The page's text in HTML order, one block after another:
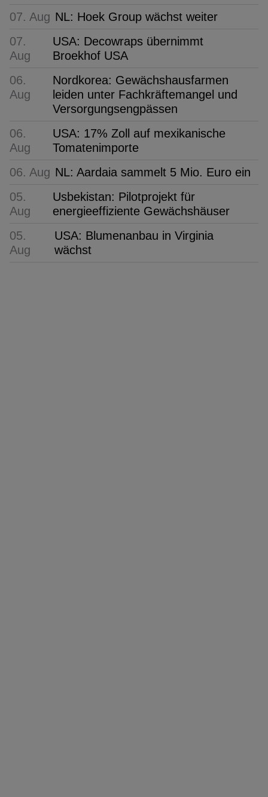
07. Aug NL: Hoek Group wächst weiter
07.
Aug
USA: Decowraps übernimmt
Broekhof USA
06.
Aug
Nordkorea: Gewächshausfarmen
leiden unter Fachkräftemangel und
Versorgungsengpässen
06.
Aug
USA: 17% Zoll auf mexikanische
Tomatenimporte
06. Aug NL: Aardaia sammelt 5 Mio. Euro ein
05.
Aug
Usbekistan: Pilotprojekt für
energieeffiziente Gewächshäuser
05.
Aug
USA: Blumenanbau in Virginia
wächst